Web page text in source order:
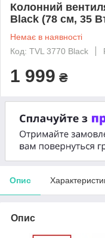
Колонний
Black (78 см, 35
Немає в наявності
Код: TVL 3770 Black
1 999 ₴
Опис
Опис